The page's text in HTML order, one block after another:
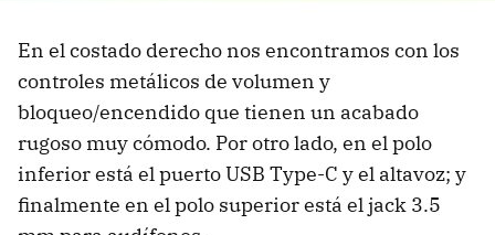
En el costado derecho nos encontramos con los
controles metálicos de volumen y
bloqueo/encendido que tienen un acabado
rugoso muy cómodo. Por otro lado, en el polo
inferior está el puerto USB Type-C y el altavoz; y
finalmente en el polo superior está el jack 3.5